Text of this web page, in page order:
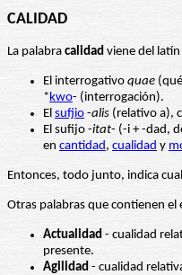
CALIDAD
La palabra calidad viene del latín
El interrogativo quae
*kwo- (interrogación).
El sufjio -alis (relativo a),
El sufijo -itat- (-i + -dad,
en cantidad, cualidad y
Entonces, todo junto, indica
Otras palabras que contienen
Actualidad - cualidad
presente.
Agilidad - cualidad